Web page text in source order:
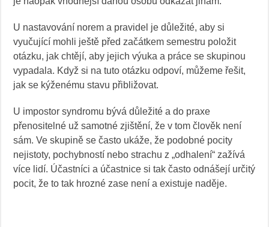
U nastavování norem a pravidel je důležité, aby si
vyučující mohli ještě před začátkem semestru položit
otázku, jak chtějí, aby jejich výuka a práce se skupinou
vypadala. Když si na tuto otázku odpoví, můžeme řešit,
jak se kýženému stavu přibližovat.
U impostor syndromu bývá důležité a do praxe
přenositelné už samotné zjištění, že v tom člověk není
sám. Ve skupině se často ukáže, že podobné pocity
nejistoty, pochybností nebo strachu z „odhalení“ zažívá
více lidí. Účastníci a účastnice si tak často odnášejí určitý
pocit, že to tak hrozné zase není a existuje naděje.